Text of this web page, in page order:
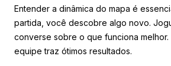
Entender a dinâmica do mapa é
partida, você descobre algo novo.
converse sobre o que funciona
equipe traz ótimos resultados.